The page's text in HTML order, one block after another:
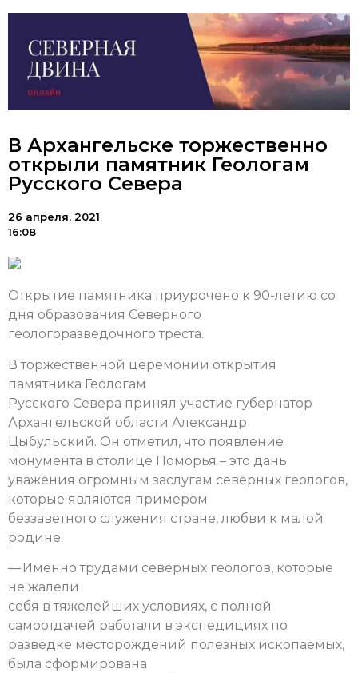
В Архангельске торжественно
открыли памятник Геологам
Русского Севера
26 апреля, 2021
16:08
Открытие памятника приурочено к 90-летию со
дня образования Северного
геологоразведочного треста.
В торжественной церемонии открытия
памятника Геологам
Русского Севера принял участие губернатор
Архангельской области Александр
Цыбульский. Он отметил, что появление
монумента в столице Поморья – это дань
уважения огромным заслугам северных геологов,
которые являются примером
беззаветного служения стране, любви к малой
родине.
— Именно трудами северных геологов, которые
не жалели
себя в тяжелейших условиях, с полной
самоотдачей работали в экспедициях по
разведке месторождений полезных ископаемых,
была сформирована